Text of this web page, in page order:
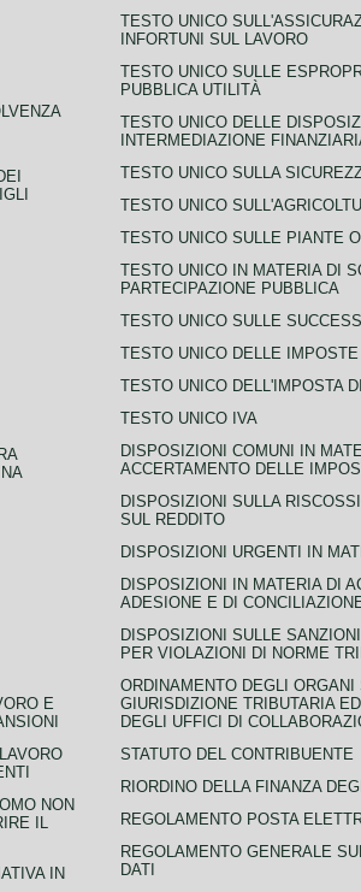
E
NON
IL
IN
TESTO UNICO
INFORTUNI SUL LAVORO
TESTO UNICO SULLE
PUBBLICA UTILITÀ
TESTO UNICO DELLE
INTERMEDIAZIONE
TESTO UNICO SULLA
TESTO UNICO
TESTO UNICO SULLE PIANTE
TESTO UNICO IN MATERIA DI
PARTECIPAZIONE PUBBLICA
TESTO UNICO SULLE
TESTO UNICO DELLE IMPOSTE
TESTO UNICO DELL'IMPOSTA
TESTO UNICO IVA
DISPOSIZIONI COMUNI IN
ACCERTAMENTO DELLE
DISPOSIZIONI SULLA
SUL REDDITO
DISPOSIZIONI URGENTI IN
DISPOSIZIONI IN MATERIA DI
ADESIONE E DI
DISPOSIZIONI SULLE
PER VIOLAZIONI DI NORME
ORDINAMENTO DEGLI ORGANI
GIURISDIZIONE TRIBUTARIA
DEGLI UFFICI DI
STATUTO DEL CONTRIBUENTE
RIORDINO DELLA FINANZA
REGOLAMENTO POSTA
REGOLAMENTO GENERALE
DATI